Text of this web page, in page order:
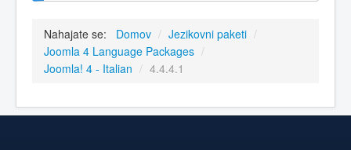
Nahajate se: Domov / Jezikovni paketi /
Joomla 4 Language Packages /
Joomla! 4 - Italian / 4.4.4.1